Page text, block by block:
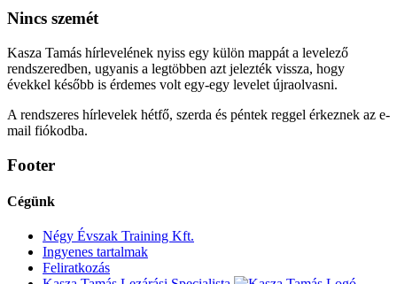
Nincs szemét
Kasza Tamás hírlevelének nyiss egy külön mappát a levelező
rendszeredben, ugyanis a legtöbben azt jelezték vissza, hogy
évekkel később is érdemes volt egy-egy levelet újraolvasni.
A rendszeres hírlevelek hétfő, szerda és péntek reggel érkeznek az e-
mail fiókodba.
Footer
Cégünk
Négy Évszak Training Kft.
Ingyenes tartalmak
Feliratkozás